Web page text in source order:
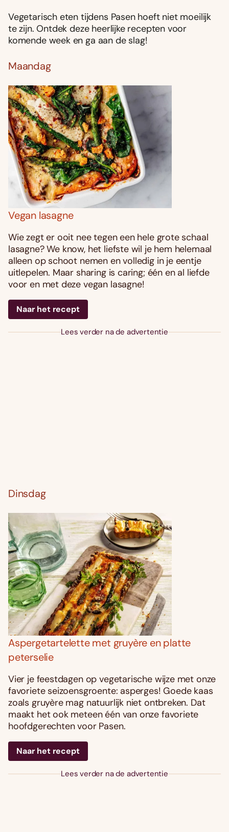
Vegetarisch eten tijdens Pasen hoeft niet moeilijk
te zijn. Ontdek deze heerlijke recepten voor
komende week en ga aan de slag!
Maandag
Vegan lasagne
Wie zegt er ooit nee tegen een hele grote schaal
lasagne? We know, het liefste wil je hem helemaal
alleen op schoot nemen en volledig in je eentje
uitlepelen. Maar sharing is caring; één en al liefde
voor en met deze vegan lasagne!
Naar het recept
Lees verder na de advertentie
Dinsdag
Aspergetartelette met gruyère en platte
peterselie
Vier je feestdagen op vegetarische wijze met onze
favoriete seizoensgroente: asperges! Goede kaas
zoals gruyère mag natuurlijk niet ontbreken. Dat
maakt het ook meteen één van onze favoriete
hoofdgerechten voor Pasen.
Naar het recept
Lees verder na de advertentie